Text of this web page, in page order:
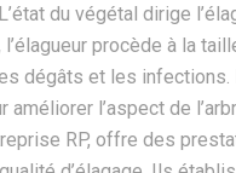
du végétal dirige
procède à la
dégâts et les infections.
améliorer l’aspect de
RP, offre des